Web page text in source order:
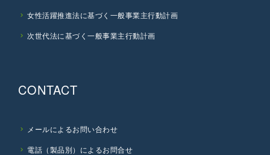
女性活躍推進法に基づく一般事業主行動計画
次世代法に基づく一般事業主行動計画
CONTACT
メールによるお問い合わせ
電話（製品別）によるお問合せ